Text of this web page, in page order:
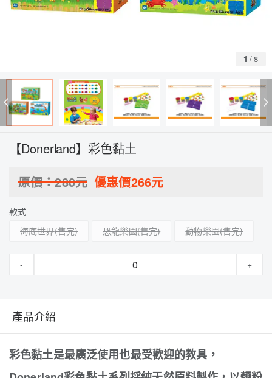
1 /8
【Donerland】彩色黏土
原價：280元 優惠價266元
款式
海底世界
恐龍樂園 動物樂園
- +
產品介紹
彩色黏土是最廣泛使用也最受歡迎的教具，